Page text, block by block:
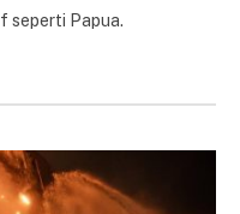
seperti Papua.